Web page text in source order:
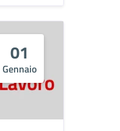
01
Gennaio